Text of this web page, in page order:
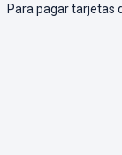
Para pagar tarjetas